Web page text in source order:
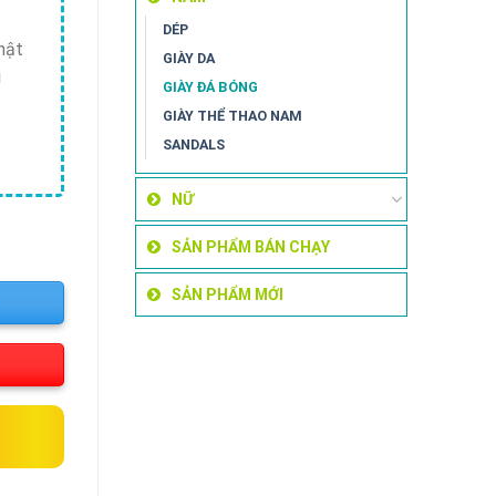
DÉP
GIÀY DA
GIÀY ĐÁ BÓNG
GIÀY THỂ THAO NAM
SANDALS
NỮ
SẢN PHẨM BÁN CHẠY
SẢN PHẨM MỚI